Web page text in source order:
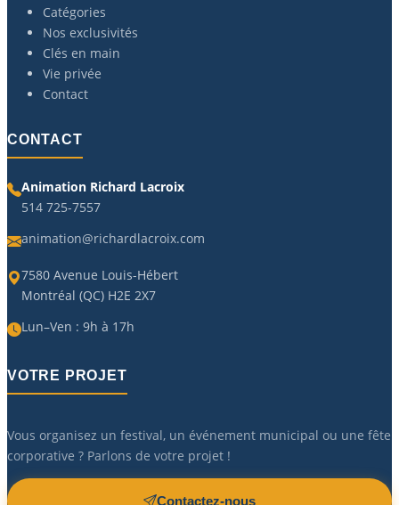
Catégories
Nos exclusivités
Clés en main
Vie privée
Contact
CONTACT
Animation Richard Lacroix
514 725-7557
animation@richardlacroix.com
7580 Avenue Louis-Hébert
Montréal (QC) H2E 2X7
Lun–Ven : 9h à 17h
VOTRE PROJET
Vous organisez un festival, un événement municipal ou une fête
corporative ? Parlons de votre projet !
Contactez-nous